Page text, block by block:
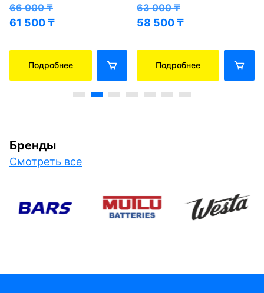
66 000₸
61 500₸
Подробнее
63 000₸
58 500₸
Подробнее
Бренды
Смотреть все